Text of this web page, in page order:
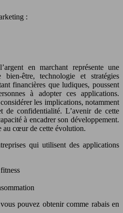
:
en marchant représente une
bien-être, technologie et stratégies
financières que ludiques, poussent
à adopter ces applications.
les implications, notamment
de confidentialité. L’avenir de cette
à encadrer son développement.
au cœur de cette évolution.
qui utilisent des applications
pouvez obtenir comme rabais en